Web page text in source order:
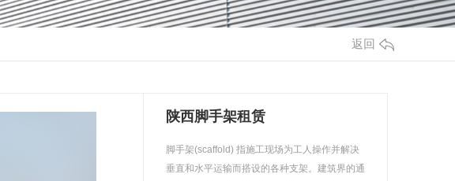
返回
陕西脚手架租赁
脚手架(scaffold) 指施工现场为工人操作并解决
垂直和水平运输而搭设的各种支架。建筑界的通